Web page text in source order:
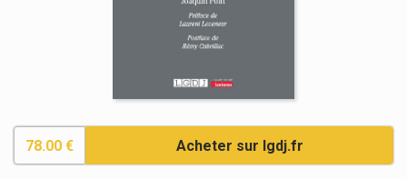
78.00 € Acheter sur lgdj.fr